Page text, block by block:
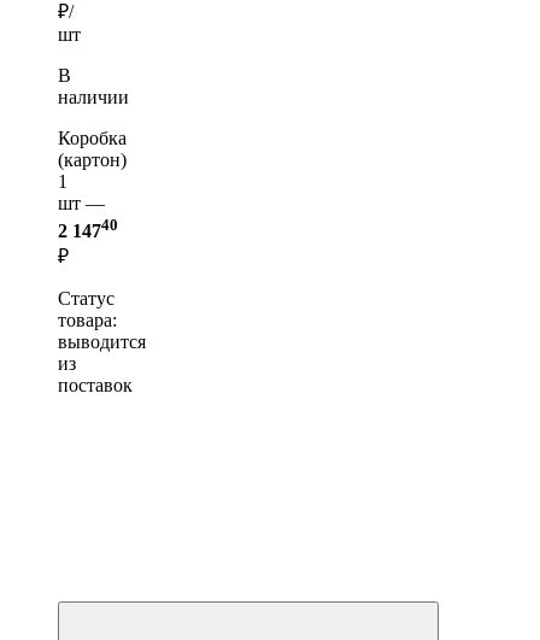
₽/
шт
В
наличии
Коробка
(картон)
1
шт —
2 14740
₽
Статус
товара:
выводится
из
поставок